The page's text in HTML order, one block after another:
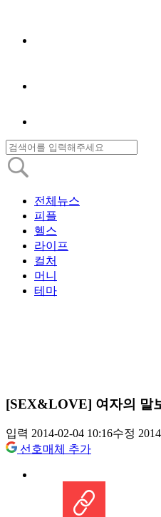
전체뉴스
피플
헬스
라이프
컬처
머니
테마
[SEX&LOVE] 여자의 말
입력 2014-02-04 10:16수정
선호매체 추가